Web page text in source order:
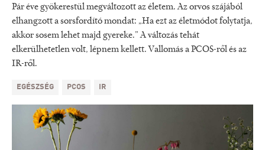
Pár éve gyökerestül megváltozott az életem. Az orvos szájából
elhangzott a sorsfordító mondat: „Ha ezt az életmódot folytatja,
akkor sosem lehet majd gyereke.” A változás tehát
elkerülhetetlen volt, lépnem kellett. Vallomás a PCOS-ről és az
IR-ről.
EGÉSZSÉG PCOS IR